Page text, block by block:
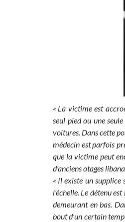
« La victime est
seul pied ou une
voitures. Dans cette
médecin est parfois
que la victime peut
d’anciens otages
« Il existe un supplice
l’échelle. Le détenu
demeurant en bas.
bout d’un certain